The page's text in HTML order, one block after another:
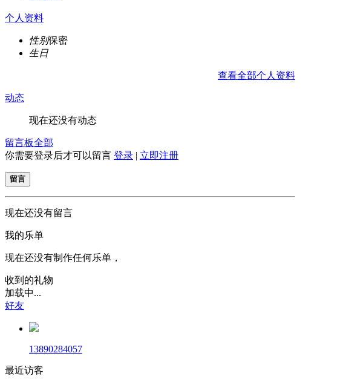
个人资料
性别保密
生日
查看全部个人资料
动态
现在还没有动态
留言板全部
你需要登录后才可以留言 登录 | 立即注册
留言
现在还没有留言
我的乐单
现在还没有制作任何乐单，
收到的礼物
加载中...
好友
13890284057
最近访客